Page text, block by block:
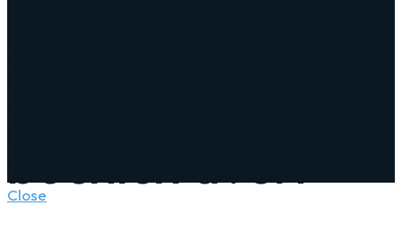
bočních dvěří
Close